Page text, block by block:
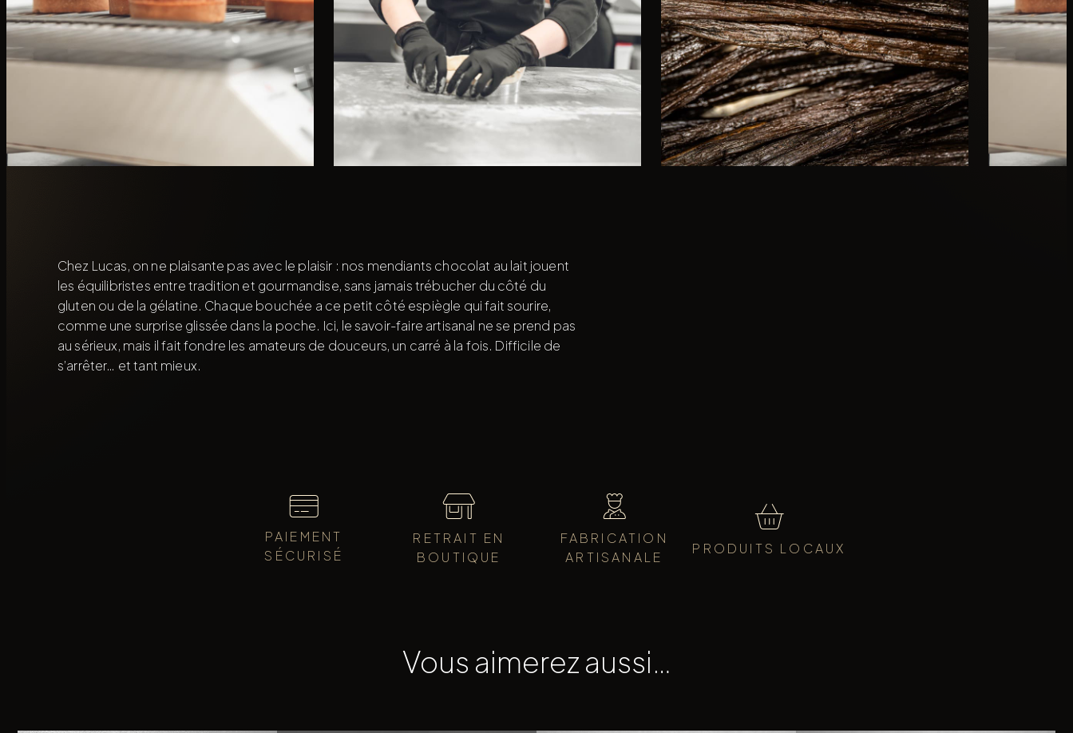
Chez Lucas, on ne plaisante pas avec le plaisir : nos mendiants chocolat au lait jouent
les équilibristes entre tradition et gourmandise, sans jamais trébucher du côté du
gluten ou de la gélatine. Chaque bouchée a ce petit côté espiègle qui fait sourire,
comme une surprise glissée dans la poche. Ici, le savoir-faire artisanal ne se prend pas
au sérieux, mais il fait fondre les amateurs de douceurs, un carré à la fois. Difficile de
s’arrêter… et tant mieux.
PAIEMENT
SÉCURISÉ
RETRAIT EN
BOUTIQUE
FABRICATION
ARTISANALE
PRODUITS LOCAUX
Vous aimerez aussi…